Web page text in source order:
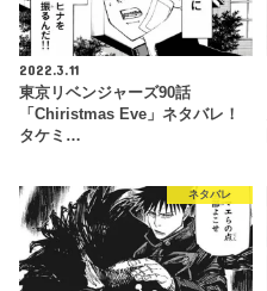
2022.3.11
東京リベンジャーズ90話
「Chiristmas Eve」ネタバレ！
タケミ…
ネタバレ